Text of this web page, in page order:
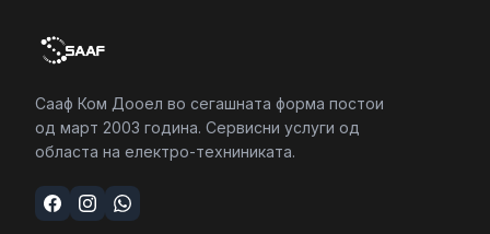
Сааф Ком Дооел во сегашната форма постои
од март 2003 година. Сервисни услуги од
областа на електро-техниниката.